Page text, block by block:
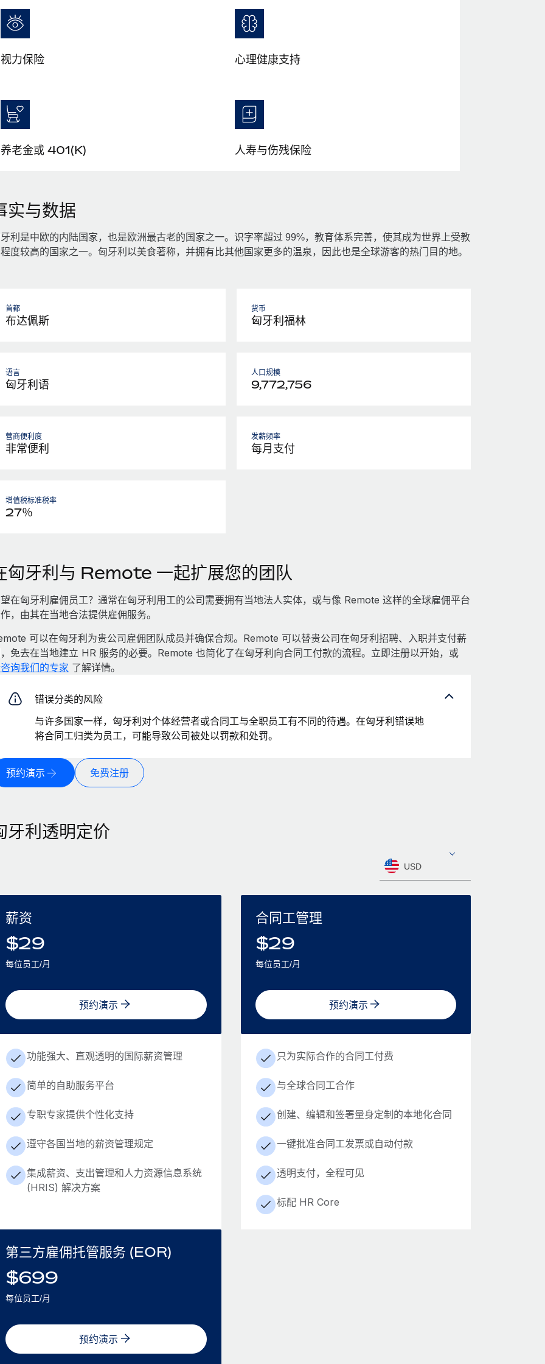
视力保险 心理健康支持
养老金或 401(K) 人寿与伤残保险
实与数据
利是中欧的内陆国家，也是欧洲最古老的国家之一。识字率超过 99%，教育体系完善，使其成为世界上受教
度较高的国家之一。匈牙利以美食著称，并拥有比其他国家更多的温泉，因此也是全球游客的热门目的地。
首都
布达佩斯
货币
匈牙利福林
语言
匈牙利语
人口规模
9,772,756
营商便利度
非常便利
发薪频率
每月支付
增值税标准税率
27％
匈牙利与 Remote 一起扩展您的团队
在匈牙利雇佣员工？通常在匈牙利用工的公司需要拥有当地法人实体，或与像 Remote 这样的全球雇佣平台
，由其在当地合法提供雇佣服务。
可以在匈牙利为贵公司雇佣团队成员并确保合规。Remote 可以替贵公司在匈牙利招聘、入职并支付薪
免去在当地建立 HR 服务的必要。Remote 也简化了在匈牙利向合同工付款的流程。立即注册以开始，或
询我们的专家 了解详情。
错误分类的风险
与许多国家一样，匈牙利对个体经营者或合同工与全职员工有不同的待遇。在匈牙利错误地
将合同工归类为员工，可能导致公司被处以罚款和处罚。
预约演示 免费注册
牙利透明定价
USD
薪资
$29
每位员工/月
预约演示
功能强大、直观透明的国际薪资管理
简单的自助服务平台
专职专家提供个性化支持
遵守各国当地的薪资管理规定
集成薪资、支出管理和人力资源信息系统
(HRIS) 解决方案
合同工管理
$29
每位员工/月
预约演示
只为实际合作的合同工付费
与全球合同工合作
创建、编辑和签署量身定制的本地化合同
一键批准合同工发票或自动付款
透明支付，全程可见
标配 HR Core
第三方雇佣托管服务 (EOR)
$699
每位员工/月
预约演示